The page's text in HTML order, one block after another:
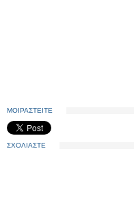
ΜΟΙΡΑΣΤΕΙΤΕ
ΣΧΟΛΙΑΣΤΕ